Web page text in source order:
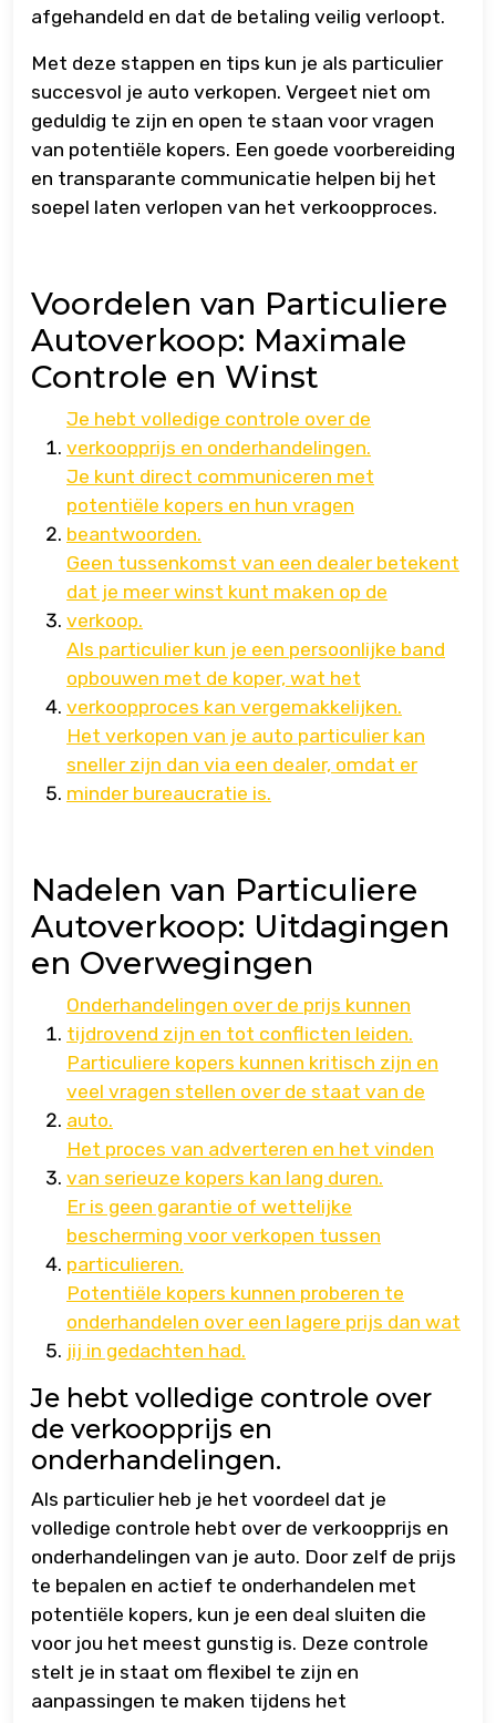
afgehandeld en dat de betaling veilig verloopt.
Met deze stappen en tips kun je als particulier
succesvol je auto verkopen. Vergeet niet om
geduldig te zijn en open te staan voor vragen
van potentiële kopers. Een goede voorbereiding
en transparante communicatie helpen bij het
soepel laten verlopen van het verkoopproces.
Voordelen van Particuliere
Autoverkoop: Maximale
Controle en Winst
Je hebt volledige controle over de
verkoopprijs en onderhandelingen.
Je kunt direct communiceren met
potentiële kopers en hun vragen
beantwoorden.
Geen tussenkomst van een dealer betekent
dat je meer winst kunt maken op de
verkoop.
Als particulier kun je een persoonlijke band
opbouwen met de koper, wat het
verkoopproces kan vergemakkelijken.
Het verkopen van je auto particulier kan
sneller zijn dan via een dealer, omdat er
minder bureaucratie is.
Nadelen van Particuliere
Autoverkoop: Uitdagingen
en Overwegingen
Onderhandelingen over de prijs kunnen
tijdrovend zijn en tot conflicten leiden.
Particuliere kopers kunnen kritisch zijn en
veel vragen stellen over de staat van de
auto.
Het proces van adverteren en het vinden
van serieuze kopers kan lang duren.
Er is geen garantie of wettelijke
bescherming voor verkopen tussen
particulieren.
Potentiële kopers kunnen proberen te
onderhandelen over een lagere prijs dan wat
jij in gedachten had.
Je hebt volledige controle over
de verkoopprijs en
onderhandelingen.
Als particulier heb je het voordeel dat je
volledige controle hebt over de verkoopprijs en
onderhandelingen van je auto. Door zelf de prijs
te bepalen en actief te onderhandelen met
potentiële kopers, kun je een deal sluiten die
voor jou het meest gunstig is. Deze controle
stelt je in staat om flexibel te zijn en
aanpassingen te maken tijdens het